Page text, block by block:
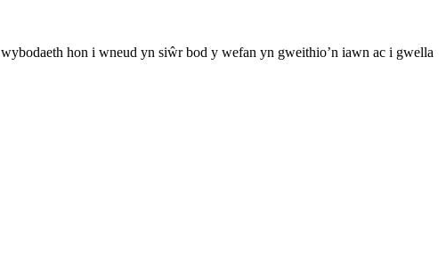
hon i wneud yn siŵr bod y wefan yn gweithio’n iawn ac i gwella